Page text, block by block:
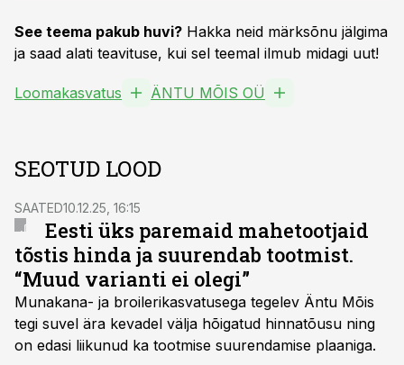
See teema pakub huvi? Hakka neid märksõnu jälgima
ja saad alati teavituse, kui sel teemal ilmub midagi uut!
Loomakasvatus ÄNTU MÕIS OÜ
SEOTUD LOOD
SAATED10.12.25, 16:15
Eesti üks paremaid mahetootjaid
tõstis hinda ja suurendab tootmist.
“Muud varianti ei olegi”
Munakana- ja broilerikasvatusega tegelev Äntu Mõis
tegi suvel ära kevadel välja hõigatud hinnatõusu ning
on edasi liikunud ka tootmise suurendamise plaaniga.